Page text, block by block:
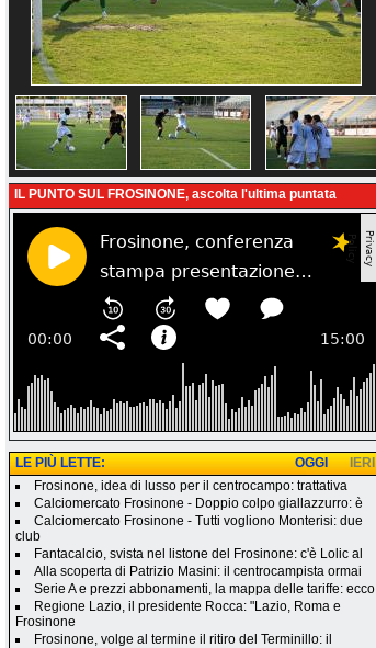
IL PUNTO SUL FROSINONE, ascolta l'ultima puntata
LE PIÙ LETTE: IERI
OGGI
Frosinone, idea di lusso per il centrocampo: trattativa
Calciomercato Frosinone - Doppio colpo giallazzurro: è
Calciomercato Frosinone - Tutti vogliono Monterisi: due
club
Fantacalcio, svista nel listone del Frosinone: c'è Lolic al
Alla scoperta di Patrizio Masini: il centrocampista ormai
Serie A e prezzi abbonamenti, la mappa delle tariffe: ecco
Regione Lazio, il presidente Rocca: "Lazio, Roma e
Frosinone
Frosinone, volge al termine il ritiro del Terminillo: il